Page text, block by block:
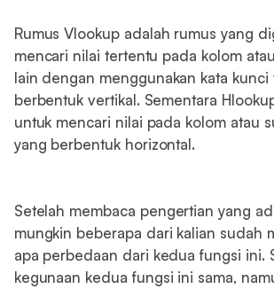
Rumus Vlookup adalah rumus yang
mencari nilai tertentu pada kolom
lain dengan menggunakan kata
berbentuk vertikal. Sementara
untuk mencari nilai pada kolom atau
yang berbentuk horizontal.
Setelah membaca pengertian yang
mungkin beberapa dari kalian sudah
apa perbedaan dari kedua fungsi ini.
kegunaan kedua fungsi ini sama,